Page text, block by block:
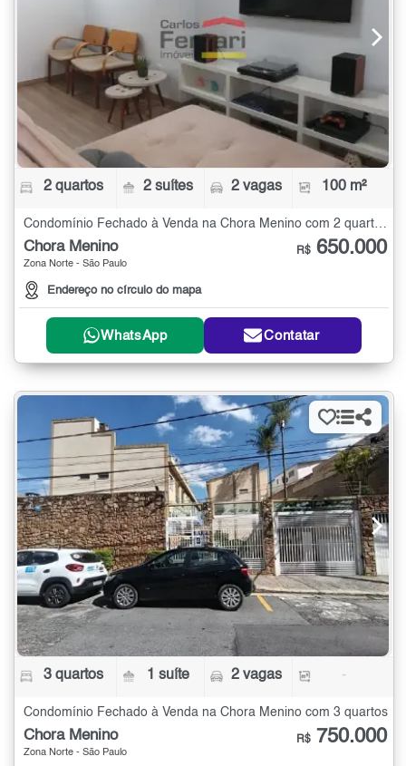
2 quartos 2 suítes 2 vagas 100 m²
Condomínio Fechado à Venda na Chora Menino com 2 quartos - 100 m²
Chora Menino
Zona Norte - São Paulo
Endereço no círculo do mapa
R$ 650.000
WhatsApp Contatar
3 quartos 1 suíte 2 vagas -
Condomínio Fechado à Venda na Chora Menino com 3 quartos
Chora Menino
Zona Norte - São Paulo
R$ 750.000